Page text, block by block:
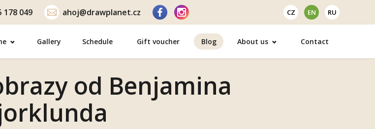
178 049 ahoj@drawplanet.cz CZ EN RU
Gallery Schedule Gift voucher Blog About us Contact
od Benjamina